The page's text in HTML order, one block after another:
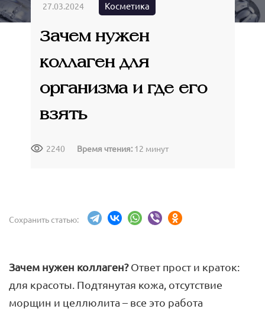
Губы
Товары для путешествий
Команда
Доставка
Контакты
27.03.2024 Косметика
Зачем нужен
коллаген для
организма и где его
взять
2240 Время чтения:12 минут
Сохранить статью:
Зачем нужен коллаген?Ответ прост и краток:
для красоты. Подтянутая кожа, отсутствие
морщин и целлюлита – все это работа